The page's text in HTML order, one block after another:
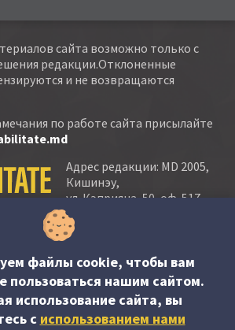
сайта возможно только с
редакции.Отклоненные
и не возвращаются
по работе сайта присылайте
Адрес редакции: MD 2005,
Кишинэу,
ул. Кэприяна, 50, оф. 517-
518
тел.:
тел./факс: (+373 22) 22 53 90
e-mail:
abonare@contabilitate.md
файлы cookie, чтобы вам
пользоваться нашим сайтом.
использование сайта, вы
c использованием нами